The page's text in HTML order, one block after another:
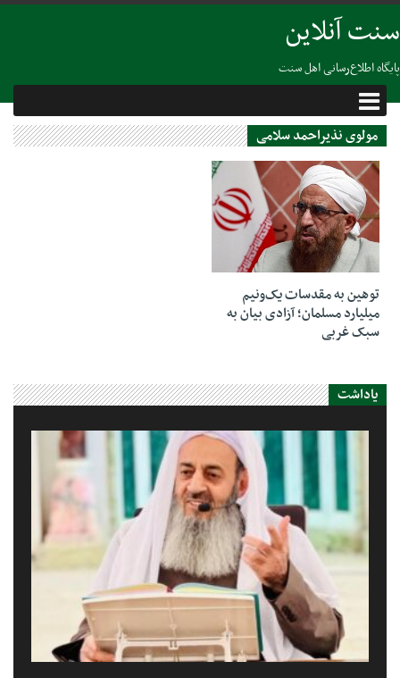
سنت آنلاین
پایگاه اطلاع‌رسانی اهل سنت
مولوی نذیراحمد سلامی
توهین به مقدسات یک‌ونیم
میلیارد مسلمان؛ آزادی بیان به
سبک غربی
یاداشت